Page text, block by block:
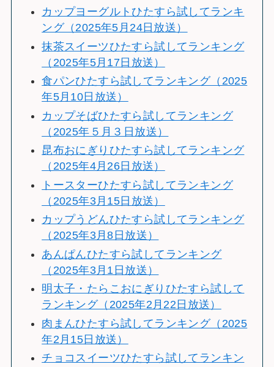
カップヨーグルトひたすら試してランキ
ング（2025年5月24日放送）
抹茶スイーツひたすら試してランキング
（2025年5月17日放送）
食パンひたすら試してランキング（2025
年5月10日放送）
カップそばひたすら試してランキング
（2025年５月３日放送）
昆布おにぎりひたすら試してランキング
（2025年4月26日放送）
トースターひたすら試してランキング
（2025年3月15日放送）
カップうどんひたすら試してランキング
（2025年3月8日放送）
あんぱんひたすら試してランキング
（2025年3月1日放送）
明太子・たらこおにぎりひたすら試して
ランキング（2025年2月22日放送）
肉まんひたすら試してランキング（2025
年2月15日放送）
チョコスイーツひたすら試してランキン